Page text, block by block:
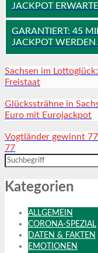
JACKPOT
GARANTIERT: 45
JACKPOT
Sachsen im
Freistaat
Glückssträhne in
Euro mit Eurojackpot
Vogtländer gewinnt
77
Kategorien
ALLGEMEIN
CORONA-SPEZIAL
DATEN & FAKTEN
EMOTIONEN